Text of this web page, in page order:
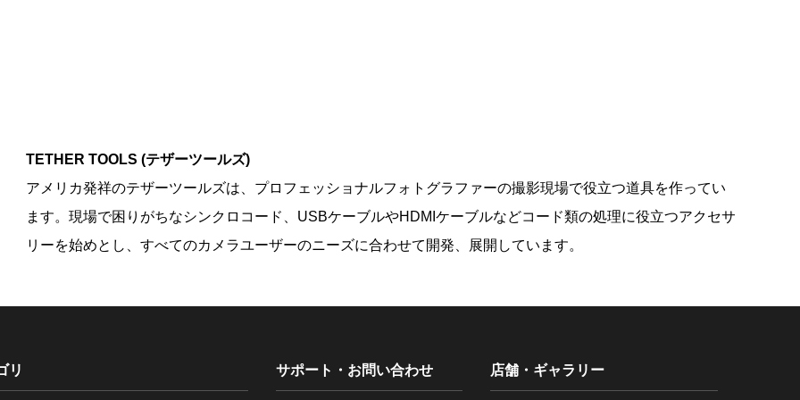
TETHER TOOLS (テザーツールズ)
アメリカ発祥のテザーツールズは、プロフェッショナルフォトグラファーの撮影現場で役立つ道具を作ってい
ます。現場で困りがちなシンクロコード、USBケーブルやHDMIケーブルなどコード類の処理に役立つアクセサ
リーを始めとし、すべてのカメラユーザーのニーズに合わせて開発、展開しています。
リ サポート・お問い合わせ 店舗・ギャラリー